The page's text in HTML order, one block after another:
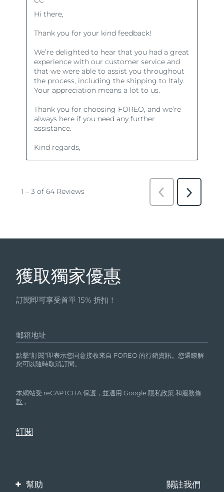
獲取獨家優惠
訂閱即可享受首單 15% 折扣！
郵箱地址
點擊“訂閱”即表示您同意接收來自 FOREO 的行銷資訊。您還瞭解
您可以隨時取消訂閱。
本網站受 reCAPTCHA 保護，並適用 Google隱私政策 和服務條
款 。
幫助 關註我們